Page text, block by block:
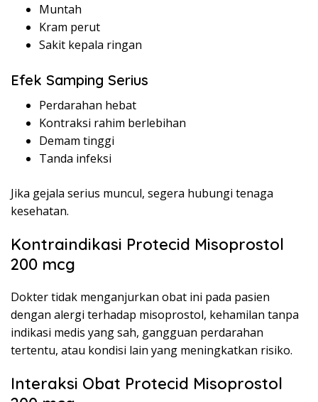
Muntah
Kram perut
Sakit kepala ringan
Efek Samping Serius
Perdarahan hebat
Kontraksi rahim berlebihan
Demam tinggi
Tanda infeksi
Jika gejala serius muncul, segera hubungi tenaga
kesehatan.
Kontraindikasi Protecid Misoprostol
200 mcg
Dokter tidak menganjurkan obat ini pada pasien
dengan alergi terhadap misoprostol, kehamilan tanpa
indikasi medis yang sah, gangguan perdarahan
tertentu, atau kondisi lain yang meningkatkan risiko.
Interaksi Obat Protecid Misoprostol